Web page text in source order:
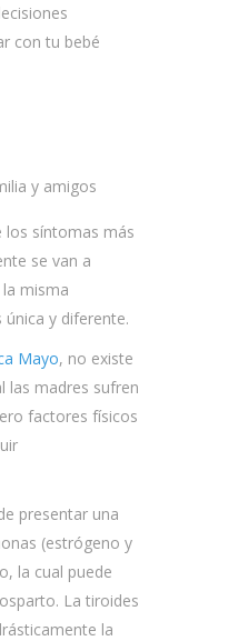
con tu bebé
y amigos
los síntomas más
se van a
misma
única y diferente.
Mayo, no existe
las madres sufren
factores físicos
presentar una
(estrógeno y
la cual puede
La tiroides
la